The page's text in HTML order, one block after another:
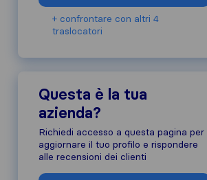
+ confrontare con altri 4
traslocatori
Questa è la tua
azienda?
Richiedi accesso a questa pagina per
aggiornare il tuo profilo e rispondere
alle recensioni dei clienti